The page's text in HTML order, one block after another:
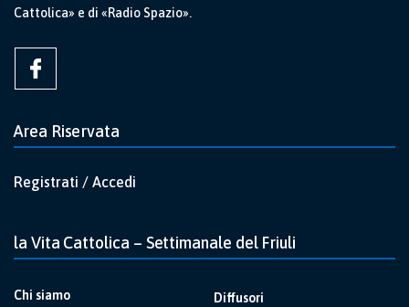
Cattolica» e di «Radio Spazio».
Area Riservata
Registrati / Accedi
la Vita Cattolica – Settimanale del Friuli
Chi siamo Diffusori